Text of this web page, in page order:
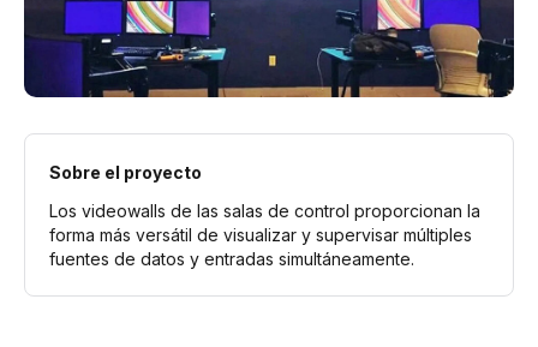
Sobre el proyecto
Los videowalls de las salas de control proporcionan la
forma más versátil de visualizar y supervisar múltiples
fuentes de datos y entradas simultáneamente.